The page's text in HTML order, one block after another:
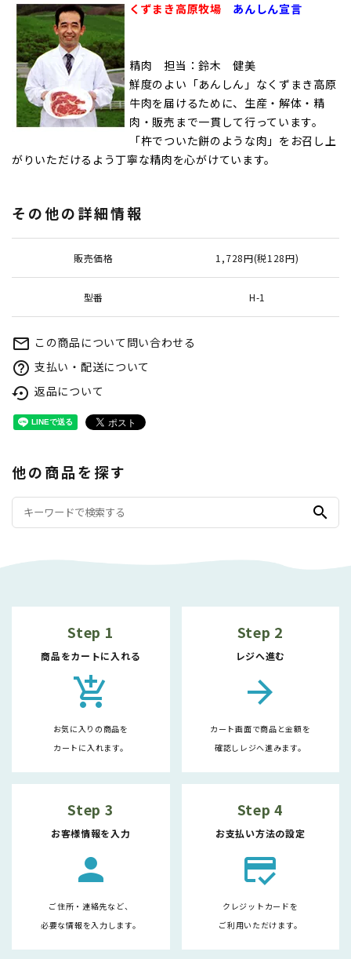
くずまき高原牧場 あんしん宣言
精肉 担当：鈴木 健美
鮮度のよい「あんしん」なくずまき高原
牛肉を届けるために、生産・解体・精
肉・販売まで一貫して行っています。
「杵でついた餅のような肉」をお召し上
がりいただけるよう丁寧な精肉を心がけています。
その他の詳細情報
販売価格 1,728円(税128円)
型番 H-1
mail_outline この商品について問い合わせる
help_outline 支払い・配送について
settings_backup_restore 返品について
他の商品を探す
search
Step 1
商品をカートに入れる
add_shopping_cart
お気に入りの商品を
カートに入れます。
Step 2
レジへ進む
arrow_forward
カート画面で商品と金額を
確認しレジへ進みます。
Step 3
お客様情報を入力
person
ご住所・連絡先など、
必要な情報を入力します。
Step 4
お支払い方法の設定
credit_score
クレジットカードを
ご利用いただけます。